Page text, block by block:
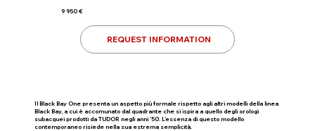
9 950 €
REQUEST INFORMATION
Il Black Bay One presenta un aspetto più formale rispetto agli altri modelli della linea
Black Bay, a cui è accomunato dal quadrante che si ispira a quello degli orologi
subacquei prodotti da TUDOR negli anni ’50. L’essenza di questo modello
contemporaneo risiede nella sua estrema semplicità.